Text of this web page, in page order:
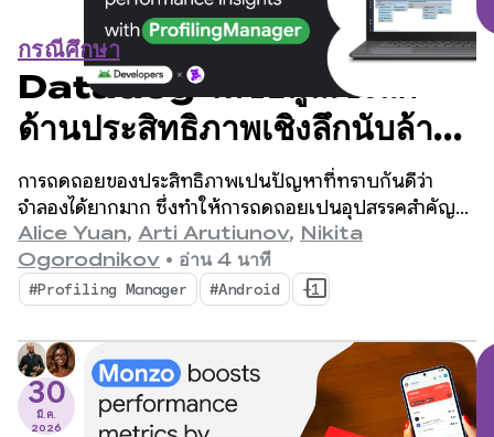
กรณีศึกษา
Datadog ให้ข้อมูลเชิงลึก
ด้านประสิทธิภาพเชิงลึกนับล้าน
รายการด้วย
ProfilingManager
การถดถอยของประสิทธิภาพเป็นปัญหาที่ทราบกันดีว่า
จำลองได้ยากมาก ซึ่งทำให้การถดถอยเป็นอุปสรรคสำคัญ
สำหรับนักพัฒนาแอปบนอุปกรณ์เคลื่อนที่
Alice Yuan, Arti Arutiunov, Nikita
Ogorodnikov • อ่าน 4 นาที
#Profiling Manager #Android +1
30
มี.ค.
2026